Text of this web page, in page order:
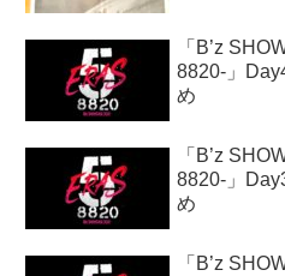
「B’z
8820-」
め
「B’z
8820-」
め
「B’z